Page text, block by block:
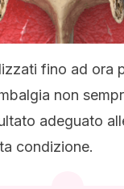
fino ad ora
non
adeguato
condizione.